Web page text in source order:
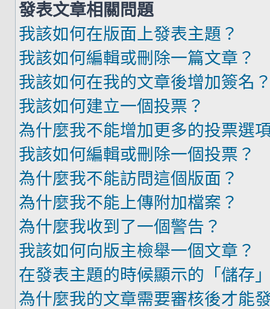
發表文章相關問題
我該如何在版面上發表主題？
我該如何編輯或刪除一篇文章？
我該如何在我的文章後增加簽名
我該如何建立一個投票？
為什麼我不能增加更多的投票選
我該如何編輯或刪除一個投票？
為什麼我不能訪問這個版面？
為什麼我不能上傳附加檔案？
為什麼我收到了一個警告？
我該如何向版主檢舉一個文章？
在發表主題的時候顯示的「儲存
為什麼我的文章需要審核後才能